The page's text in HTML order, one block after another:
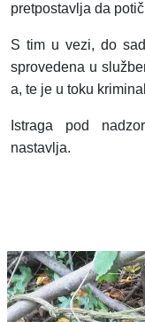
pretpostavlja da
S tim u vezi, do
sprovedena u
a, te je u toku
Istraga pod
nastavlja.